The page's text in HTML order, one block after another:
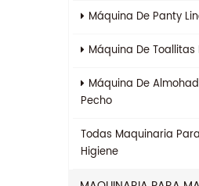
Máquina De Panty
Máquina De
Máquina De
Pecho
Todas Maquinaria
Higiene